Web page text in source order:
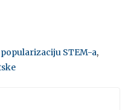
popularizaciju STEM-a,